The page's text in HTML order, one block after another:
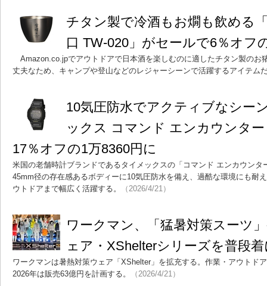
チタン製で冷酒もお燗も飲める
口 TW-020」がセールで6％オフ
Amazon.co.jpでアウトドアで日本酒を楽しむのに適したチタン製のお
丈夫なため、キャンプや登山などのレジャーシーンで活躍するアイテム
10気圧防水でアクティブなシー
ックス コマンド エンカウンタ
17％オフの1万8360円に
米国の老舗時計ブランドであるタイメックスの「コマンド エンカウンタ
45mm径の存在感あるボディーに10気圧防水を備え、過酷な環境にも耐
ウトドアまで幅広く活躍する。
（2026/4/21）
ワークマン、「猛暑対策スーツ
ェア・XShelterシリーズを普段
ワークマンは暑熱対策ウェア「XShelter」を拡充する。作業・アウトド
2026年は販売63億円を計画する。
（2026/4/21）